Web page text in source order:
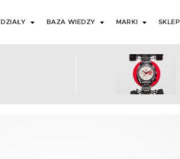
DZIAŁY BAZA WIEDZY MARKI SKLEP